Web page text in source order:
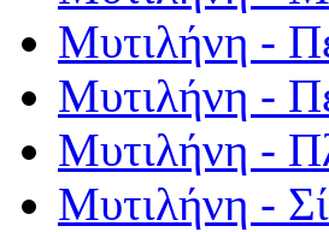
Μυτιλήνη -
Μυτιλήνη -
Μυτιλήνη -
Μυτιλήνη -